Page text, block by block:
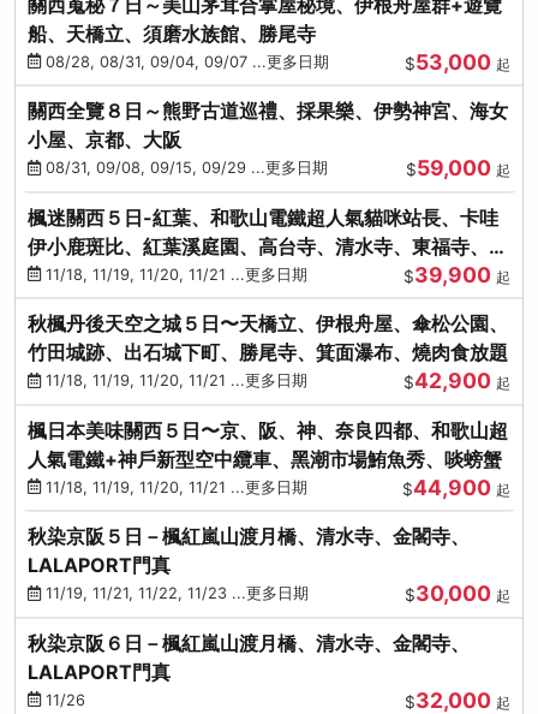
船、天橋立、須磨水族館、勝尾寺
08/28, 08/31, 09/04, 09/07 ...更多日期 $53,000 起
關西全覽８日～熊野古道巡禮、採果樂、伊勢神宮、海女
小屋、京都、大阪
08/31, 09/08, 09/15, 09/29 ...更多日期 $59,000 起
楓迷關西５日-紅葉、和歌山電鐵超人氣貓咪站長、卡哇
伊小鹿斑比、紅葉溪庭園、高台寺、清水寺、東福寺、伊
勢龍蝦+和牛
11/18, 11/19, 11/20, 11/21 ...更多日期 $39,900 起
秋楓丹後天空之城５日〜天橋立、伊根舟屋、傘松公園、
竹田城跡、出石城下町、勝尾寺、箕面瀑布、燒肉食放題
11/18, 11/19, 11/20, 11/21 ...更多日期 $42,900 起
楓日本美味關西５日〜京、阪、神、奈良四都、和歌山超
人氣電鐵+神戶新型空中纜車、黑潮市場鮪魚秀、啖螃蟹
11/18, 11/19, 11/20, 11/21 ...更多日期 $44,900 起
秋染京阪５日－楓紅嵐山渡月橋、清水寺、金閣寺、
LALAPORT門真
11/19, 11/21, 11/22, 11/23 ...更多日期 $30,000 起
秋染京阪６日－楓紅嵐山渡月橋、清水寺、金閣寺、
LALAPORT門真
11/26 $32,000 起